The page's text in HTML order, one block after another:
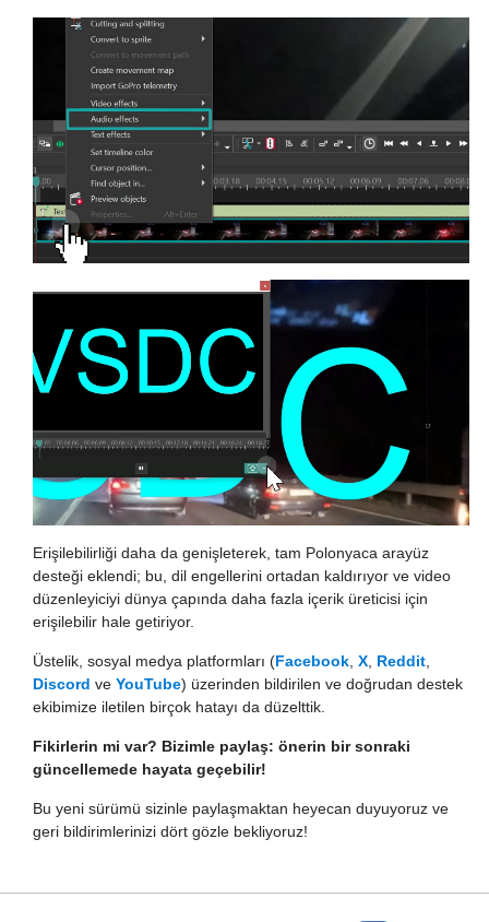
Erişilebilirliği daha da genişleterek, tam Polonyaca arayüz
desteği eklendi; bu, dil engellerini ortadan kaldırıyor ve video
düzenleyiciyi dünya çapında daha fazla içerik üreticisi için
erişilebilir hale getiriyor.
Üstelik, sosyal medya platformları (Facebook X Reddit
Discord ve YouTube) üzerinden bildirilen ve doğrudan destek
ekibimize iletilen birçok hatayı da düzelttik.
Fikirlerin mi var? Bizimle paylaş: önerin bir sonraki
güncellemede hayata geçebilir!
Bu yeni sürümü sizinle paylaşmaktan heyecan duyuyoruz ve
geri bildirimlerinizi dört gözle bekliyoruz!